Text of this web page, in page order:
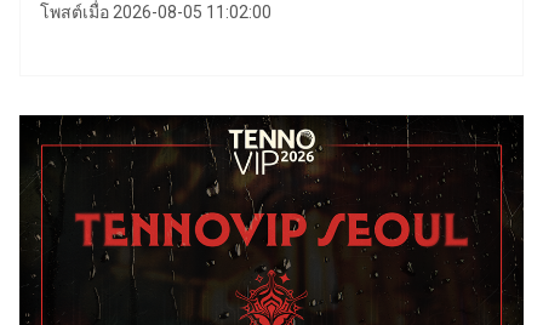
โพสต์เมื่อ 2026-08-05 11:02:00